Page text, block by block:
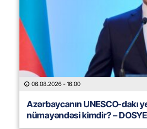
06.08.2026 - 16:00
Azərbaycanın UNESCO-dakı
nümayəndəsi kimdir? – DOSYE